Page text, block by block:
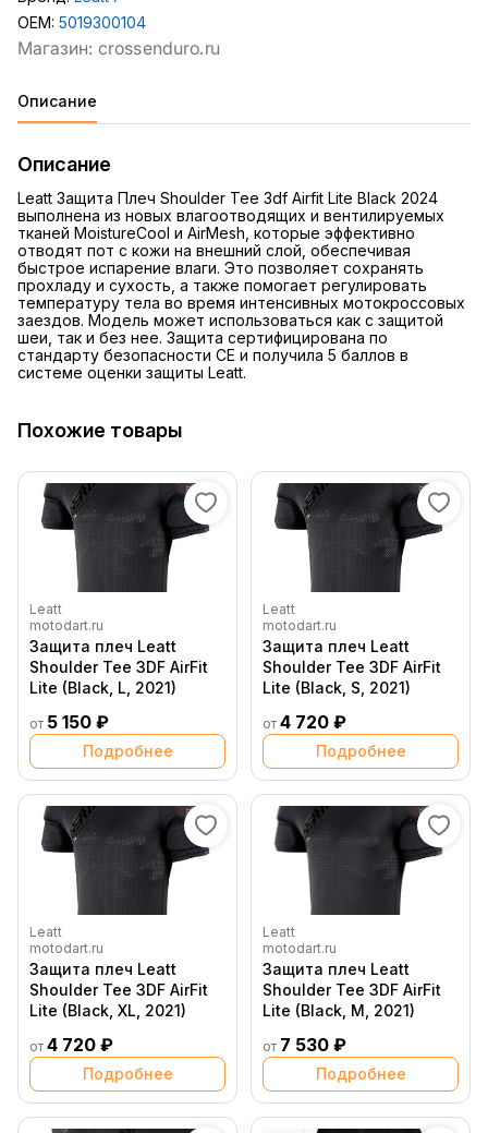
OEM: 5019300104
Описание
Описание
Leatt Защита Плеч Shoulder Tee 3df Airfit Lite Black 2024
выполнена из новых влагоотводящих и вентилируемых
тканей MoistureCool и AirMesh, которые эффективно
отводят пот с кожи на внешний слой, обеспечивая
быстрое испарение влаги. Это позволяет сохранять
прохладу и сухость, а также помогает регулировать
температуру тела во время интенсивных мотокроссовых
заездов. Модель может использоваться как с защитой
шеи, так и без нее. Защита сертифицирована по
стандарту безопасности CE и получила 5 баллов в
системе оценки защиты Leatt.
Похожие товары
Leatt
motodart.ru
Защита плеч Leatt
Shoulder Tee 3DF AirFit
Lite (Black, L, 2021)
от 5 150 ₽
Подробнее
Leatt
motodart.ru
Защита плеч Leatt
Shoulder Tee 3DF AirFit
Lite (Black, S, 2021)
от 4 720 ₽
Подробнее
Leatt
motodart.ru
Защита плеч Leatt
Shoulder Tee 3DF AirFit
Lite (Black, XL, 2021)
от 4 720 ₽
Подробнее
Leatt
motodart.ru
Защита плеч Leatt
Shoulder Tee 3DF AirFit
Lite (Black, M, 2021)
от 7 530 ₽
Подробнее